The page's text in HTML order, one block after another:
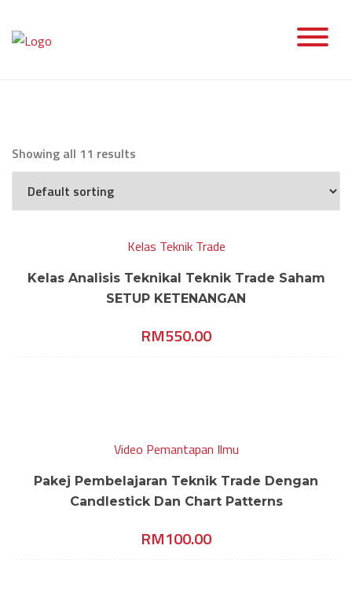
content
Showing all 11 results
Kelas Teknik Trade
Kelas Analisis Teknikal Teknik Trade Saham
SETUP KETENANGAN
RM550.00
Video Pemantapan Ilmu
Pakej Pembelajaran Teknik Trade Dengan
Candlestick Dan Chart Patterns
RM100.00